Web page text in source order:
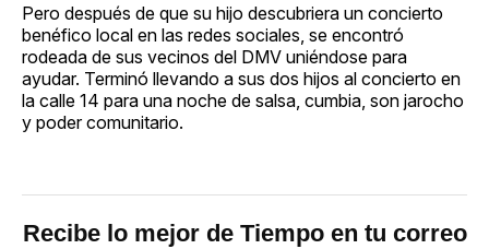
Pero después de que su hijo descubriera un concierto
benéfico local en las redes sociales, se encontró
rodeada de sus vecinos del DMV uniéndose para
ayudar. Terminó llevando a sus dos hijos al concierto en
la calle 14 para una noche de salsa, cumbia, son jarocho
y poder comunitario.
Recibe lo mejor de Tiempo en tu correo